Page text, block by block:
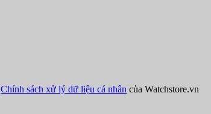
Chính sách xử lý dữ liệu cá nhân của Watchstore.vn